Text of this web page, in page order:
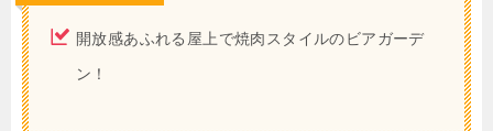
開放感あふれる屋上で焼肉スタイルのビアガーデ
ン！